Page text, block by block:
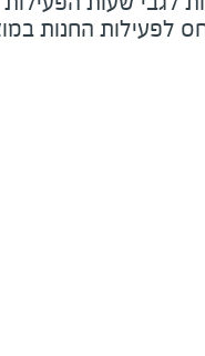
לפעילות החנות